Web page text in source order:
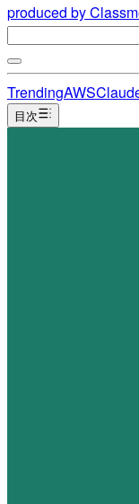
produced by
TrendingAWS
目次